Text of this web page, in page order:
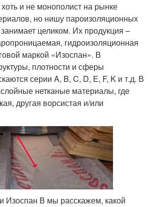
и не монополист на рынке
но нишу пароизоляционных
целиком. Их продукция –
гидроизоляционная
маркой «Изоспан». В
плотности и сферы
серии A, B, C, D, E, F, K и т.д. В
нетканые материалы, где
другая ворсистая и/или
Изоспан В мы расскажем, какой